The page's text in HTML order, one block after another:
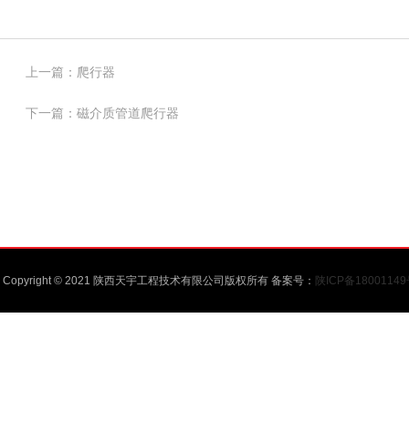
上一篇： 爬行器
下一篇： 磁介质管道爬行器
Copyright © 2021 陕西天宇工程技术有限公司版权所有 备案号： 陕ICP备18001149